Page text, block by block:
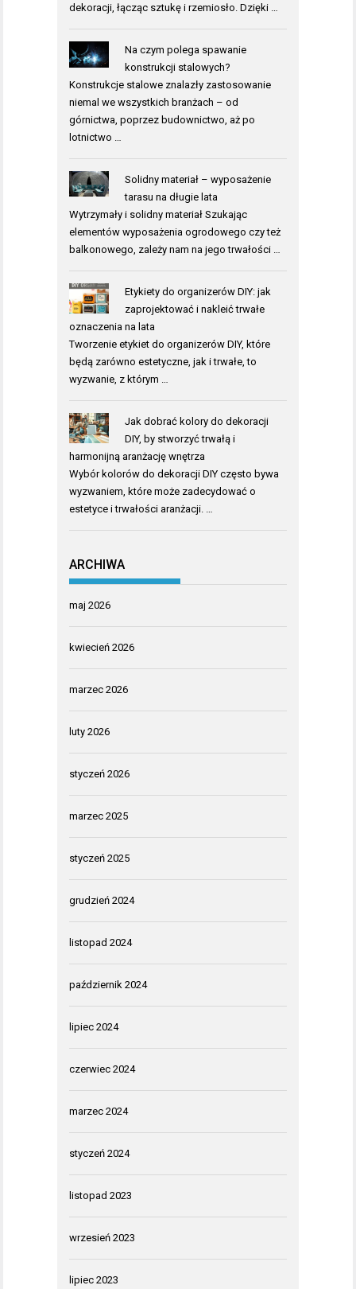
dekoracji, łącząc sztukę i rzemiosło. Dzięki …
Na czym polega spawanie
konstrukcji stalowych?
Konstrukcje stalowe znalazły zastosowanie
niemal we wszystkich branżach – od
górnictwa, poprzez budownictwo, aż po
lotnictwo …
Solidny materiał – wyposażenie
tarasu na długie lata
Wytrzymały i solidny materiał Szukając
elementów wyposażenia ogrodowego czy też
balkonowego, zależy nam na jego trwałości …
Etykiety do organizerów DIY: jak
zaprojektować i nakleić trwałe
oznaczenia na lata
Tworzenie etykiet do organizerów DIY, które
będą zarówno estetyczne, jak i trwałe, to
wyzwanie, z którym …
Jak dobrać kolory do dekoracji
DIY, by stworzyć trwałą i
harmonijną aranżację wnętrza
Wybór kolorów do dekoracji DIY często bywa
wyzwaniem, które może zadecydować o
estetyce i trwałości aranżacji. …
ARCHIWA
maj 2026
kwiecień 2026
marzec 2026
luty 2026
styczeń 2026
marzec 2025
styczeń 2025
grudzień 2024
listopad 2024
październik 2024
lipiec 2024
czerwiec 2024
marzec 2024
styczeń 2024
listopad 2023
wrzesień 2023
lipiec 2023